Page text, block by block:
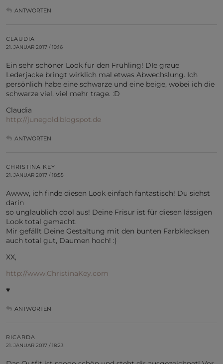
ANTWORTEN
CLAUDIA
21. JANUAR 2017 / 19:16
Ein sehr schöner Look für den Frühling! DIe graue
Lederjacke bringt wirklich mal etwas Abwechslung. Ich
persönlich habe eine schwarze und eine beige, wobei ich die
schwarze viel, viel mehr trage. :D
Claudia
http://junegold.blogspot.de
ANTWORTEN
CHRISTINA KEY
21. JANUAR 2017 / 18:55
Awww, ich finde diesen Look einfach fantastisch! Du siehst
darin
so unglaublich cool aus! Deine Frisur ist für diesen lässigen
Look total gemacht.
Mir gefällt Deine Gestaltung mit den bunten Farbklecksen
auch total gut, Daumen hoch! :)
XX,
http://www.ChristinaKey.com
♥
ANTWORTEN
RICARDA
21. JANUAR 2017 / 18:23